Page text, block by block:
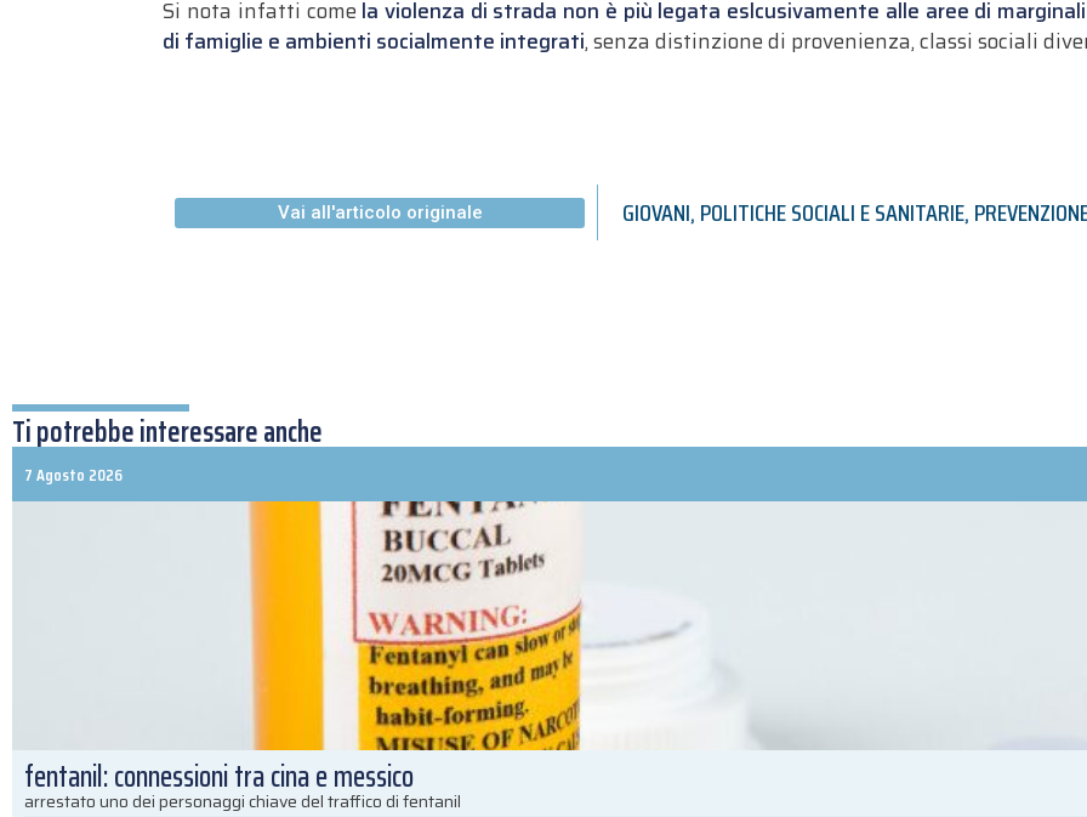
Si nota infatti come la violenza di strada non è più legata eslcusivamente alle aree di
di famiglie e ambienti socialmente integrati, senza distinzione di provenienza, classi sociali
Vai all'articolo originale GIOVANI,POLITICHE SOCIALI E SANITARIE,
Ti potrebbe interessare anche
7 Agosto 2026
fentanil: connessioni tra cina e messico
arrestato uno dei personaggi chiave del traffico di fentanil